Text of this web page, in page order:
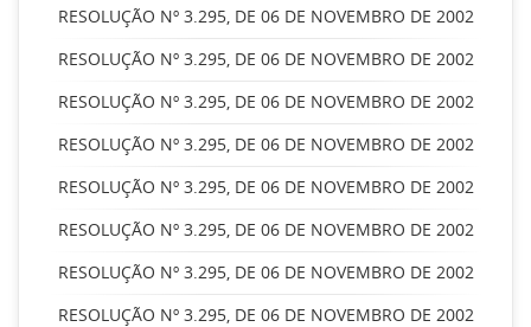
RESOLUÇÃO Nº 3.295, DE 06 DE NOVEMBRO DE 2002
RESOLUÇÃO Nº 3.295, DE 06 DE NOVEMBRO DE 2002
RESOLUÇÃO Nº 3.295, DE 06 DE NOVEMBRO DE 2002
RESOLUÇÃO Nº 3.295, DE 06 DE NOVEMBRO DE 2002
RESOLUÇÃO Nº 3.295, DE 06 DE NOVEMBRO DE 2002
RESOLUÇÃO Nº 3.295, DE 06 DE NOVEMBRO DE 2002
RESOLUÇÃO Nº 3.295, DE 06 DE NOVEMBRO DE 2002
RESOLUÇÃO Nº 3.295, DE 06 DE NOVEMBRO DE 2002